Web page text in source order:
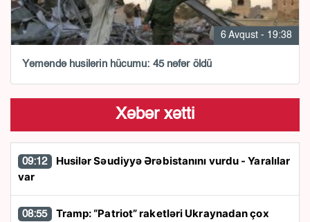
6 Avqust - 19:38
Yəməndə husilərin hücumu: 45 nəfər öldü
Xəbər xətti
09:12
var
08:55